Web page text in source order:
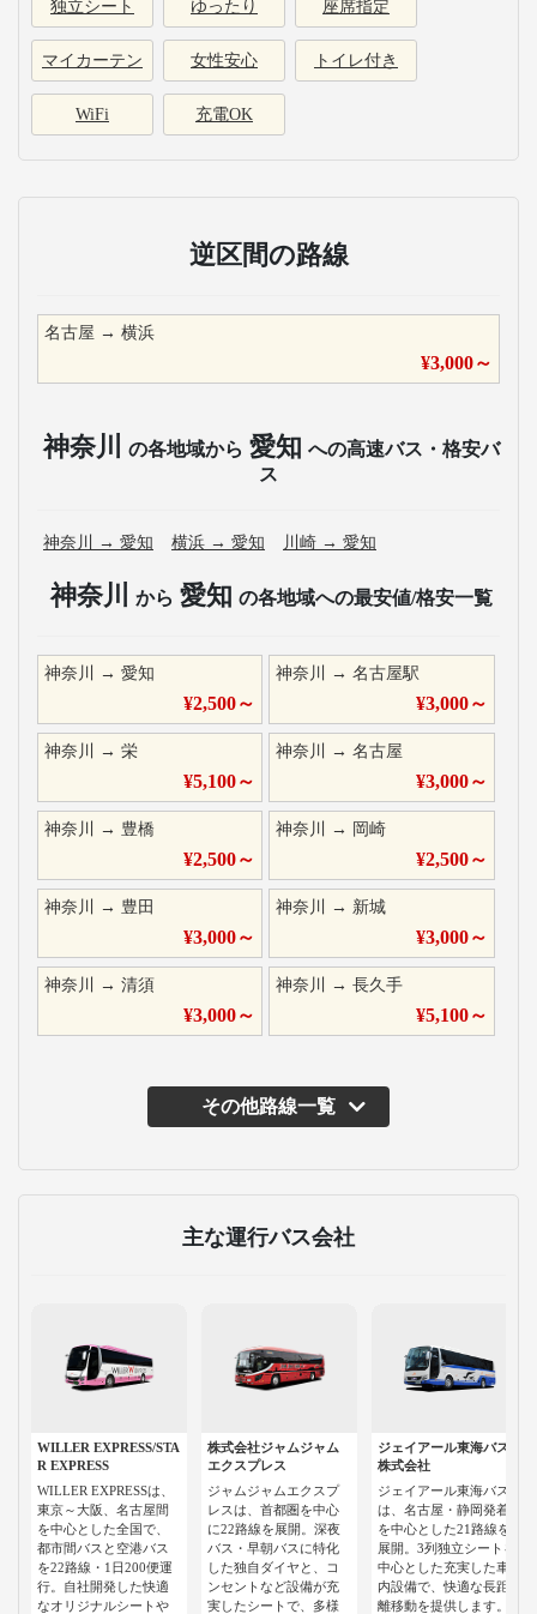
独立シート ゆったり 座席指定
マイカーテン 女性安心 トイレ付き
WiFi 充電OK
逆区間の路線
名古屋 → 横浜
¥3,000～
神奈川 の各地域から 愛知 への高速バス・格安バ
ス
神奈川 → 愛知 横浜 → 愛知 川崎 → 愛知
神奈川 から 愛知 の各地域への最安値/格安一覧
神奈川 → 愛知
¥2,500～
神奈川 →名古屋駅
¥3,000～
神奈川 → 栄
¥5,100～
神奈川 →名古屋
¥3,000～
神奈川 → 豊橋
¥2,500～
神奈川 → 岡崎
¥2,500～
神奈川 → 豊田
¥3,000～
神奈川 → 新城
¥3,000～
神奈川 → 清須
¥3,000～
神奈川 →長久手
¥5,100～
その他路線一覧
主な運行バス会社
WILLER EXPRESS/STA
R EXPRESS
WILLER EXPRESSは、
東京～大阪、名古屋間
を中心とした全国で、
都市間バスと空港バス
を22路線・1日200便運
行。自社開発した快適
なオリジナルシートや
株式会社ジャムジャム
エクスプレス
ジャムジャムエクスプ
レスは、首都圏を中心
に22路線を展開。深夜
バス・早朝バスに特化
した独自ダイヤと、コ
ンセントなど設備が充
実したシートで、多様
ジェイアール東海バス
株式会社
ジェイアール東海バス
は、名古屋・静岡発着
を中心とした21路線を
展開。3列独立シートを
中心とした充実した車
内設備で、快適な長距
離移動を提供します。